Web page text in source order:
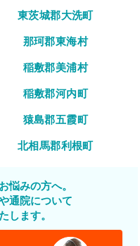
東茨城郡大洗町
那珂郡東海村
稲敷郡美浦村
稲敷郡河内町
猿島郡五霞町
北相馬郡利根町
悩みの方へ。
通院について
します。